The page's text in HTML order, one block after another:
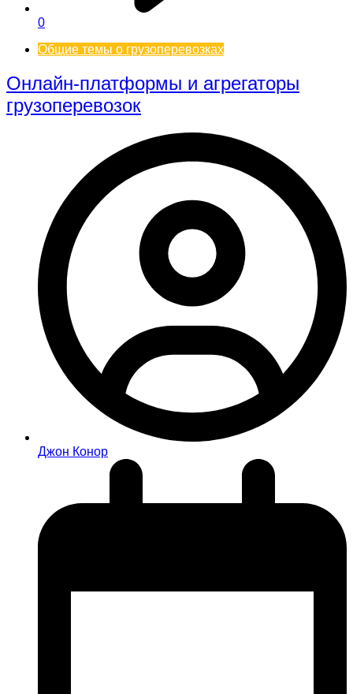
0
Общие темы о грузоперевозках
Онлайн-платформы и агрегаторы
грузоперевозок
Джон Конор